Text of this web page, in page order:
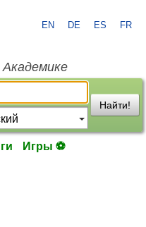
EN DE ES FR
Академике
Найти!
Игры ⚽